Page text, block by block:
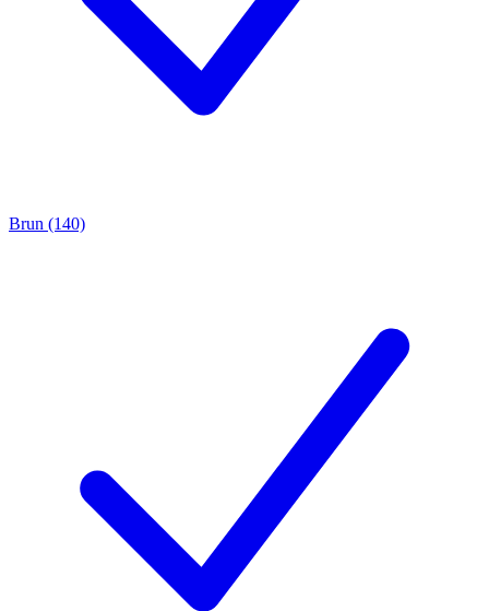
Brun (140)